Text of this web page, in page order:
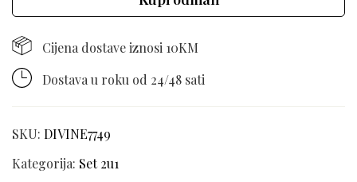
Cijena dostave iznosi 10KM
Dostava u roku od 24/48 sati
SKU: DIVINE7749
Kategorija: Set 2u1